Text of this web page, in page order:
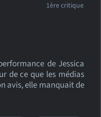
1ère critique
de Jessica
de ce que les médias
avis, elle manquait de